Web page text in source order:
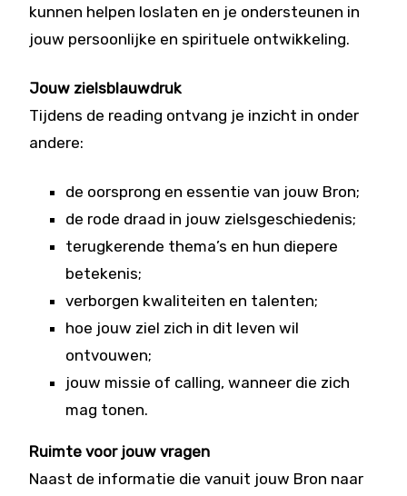
kunnen helpen loslaten en je ondersteunen in
jouw persoonlijke en spirituele ontwikkeling.
Jouw zielsblauwdruk
Tijdens de reading ontvang je inzicht in onder
andere:
de oorsprong en essentie van jouw Bron;
de rode draad in jouw zielsgeschiedenis;
terugkerende thema’s en hun diepere
betekenis;
verborgen kwaliteiten en talenten;
hoe jouw ziel zich in dit leven wil
ontvouwen;
jouw missie of calling, wanneer die zich
mag tonen.
Ruimte voor jouw vragen
Naast de informatie die vanuit jouw Bron naar